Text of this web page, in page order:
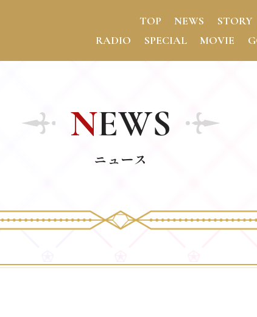
TOP NEWS STORY
RADIO SPECIAL MOVIE G
NEWS
ニュース